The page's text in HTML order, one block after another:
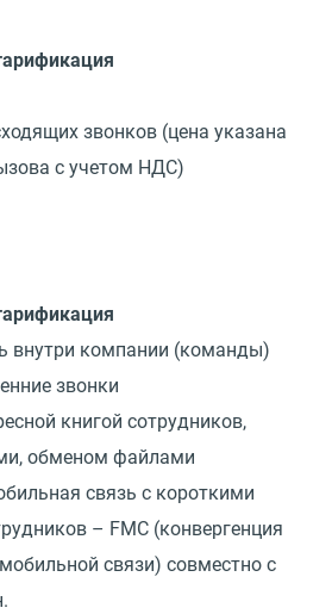
звонков (цена указана
с учетом НДС)
внутри компании (команды)
звонки
книгой сотрудников,
обменом файлами
связь с короткими
– FMC (конвергенция
связи) совместно с